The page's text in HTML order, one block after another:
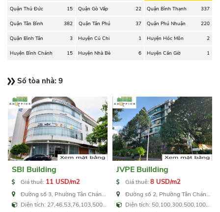
Quận Thủ Đức 15 Quận Gò Vấp 22 Quận Bình Thạnh 337
Quận Tân Bình 382 Quận Tân Phú 37 Quận Phú Nhuận 220
Quận Bình Tân 3 Huyện Củ Chi 1 Huyện Hóc Môn 2
Huyện Bình Chánh 15 Huyện Nhà Bè 6 Huyện Cần Giờ 1
Số tòa nhà: 9
SBI Building
Giá thuê: 11 USD/m2
Đường số 3, Phường Tân Chánh
Hiệp, Quận 12
Diện tích: 27,46,53,76,103,500
JVPE Buillding
Giá thuê:8 USD/m2
Đường số 2, Phường Tân Chánh
Hiệp, Quận 12
Diện tích: 50,100,300,500,1000